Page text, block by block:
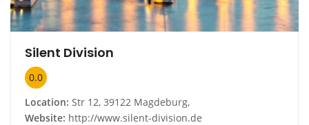
Silent Division
0.0
Location: Str 12, 39122 Magdeburg,
Website: http://www.silent-division.de